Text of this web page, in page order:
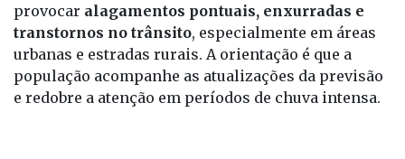
provocar alagamentos pontuais, enxurradas e
transtornos no trânsito, especialmente em áreas
urbanas e estradas rurais. A orientação é que a
população acompanhe as atualizações da previsão
e redobre a atenção em períodos de chuva intensa.